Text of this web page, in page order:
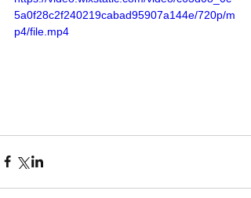
5a0f28c2f240219cabad95907a144e/720p/m
p4/file.mp4